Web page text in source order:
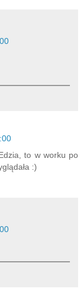
to w worku po
:)